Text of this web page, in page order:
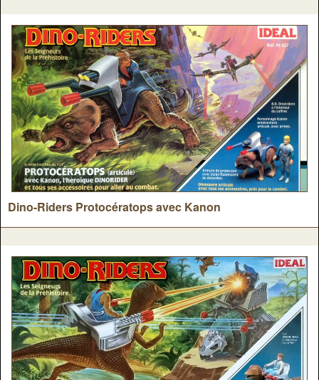
Dino-Riders Protocératops avec Kanon